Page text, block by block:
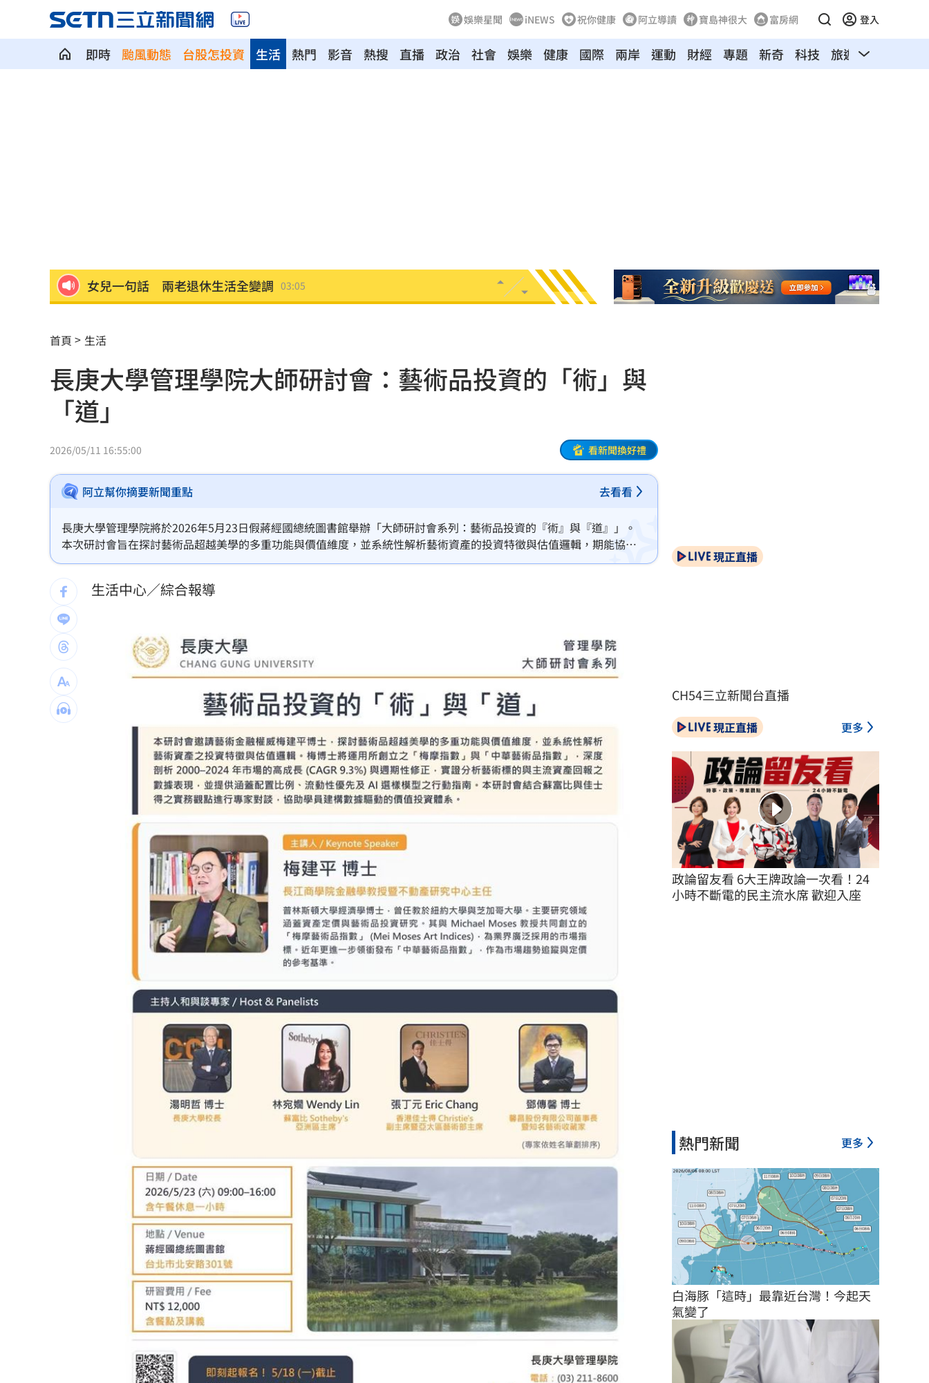
娛樂星聞 iNEWS 祝你健康 阿立導讀 寶島神很大 富房網 登入
即時 颱風動態 台股怎投資 熱門 影音 熱搜 直播 政治 社會 娛樂
生活 健康 國際 兩岸 運動 財經 專題 新奇 科技 旅遊 汽車
女兒一句話 兩老退休生活全變調 03:05
北美訂單補爆 聯發科小金雞EPS至27.12元
AI和你讀的不同！實測《時代》驚揭1真相 02:10
這大廠三支柱到位 全年EPS上看5.68元
慈濟買BNT被詐10億！藍昔嗆擋疫苗網朝聖
它躋身美禁令受惠者 上半年EPS衝2.58元 01:30
7月營收寫同期次高 聯寶訂單看到2027年 01:20
扣款人數狂增4成 國泰小龍基金布局曝光
車是我的、油也是我的 睡車竟被收住宿費
24歲存款破百萬！她公開致富關鍵：超孝順 01:02
台灣彩券開獎直播中
LIVE三立+24小時直播 15:27
三立iNEWS新聞台線上直播 18:00
理想混蛋號召粉絲跨海追星吃美食！
首頁 生活
長庚大學管理學院大師研討會：藝術品投資的「術」與
「道」
2026/05/11 16:55:00 看新聞換好禮
阿立幫你摘要新聞重點 去看看
長庚大學管理學院將於2026年5月23日假蔣經國總統圖書館舉辦「大師研討會系列：藝術品投資的『術』與『道』」。
本次研討會旨在探討藝術品超越美學的多重功能與價值維度，並系統性解析藝術資產的投資特徵與估值邏輯，期能協助
與會者建構以數據為基礎的價值投資體系。
生活中心／綜合報導
現正直播
CH54三立新聞台直播
現正直播 更多
政論留友看 6大王牌政論一次看！24
小時不斷電的民主流水席 歡迎入座
熱門新聞 更多
白海豚「這時」最靠近台灣！今起天
氣變了